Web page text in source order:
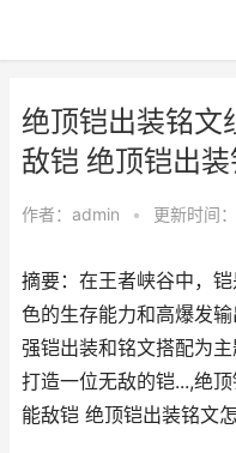
绝顶铠出装铭文
敌铠 绝顶铠出
作者： admin • 更新时间
摘要：在王者峡谷中，
色的生存能力和高爆发
强铠出装和铭文搭配为
打造一位无敌的铠...,绝
能敌铠 绝顶铠出装铭文